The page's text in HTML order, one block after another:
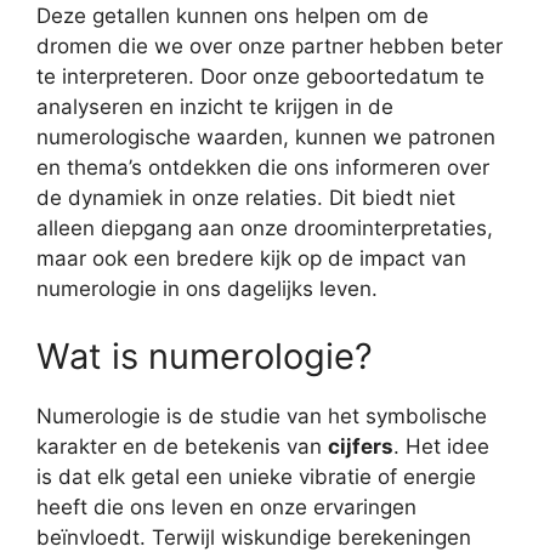
Deze getallen kunnen ons helpen om de
dromen die we over onze partner hebben beter
te interpreteren. Door onze geboortedatum te
analyseren en inzicht te krijgen in de
numerologische waarden, kunnen we patronen
en thema’s ontdekken die ons informeren over
de dynamiek in onze relaties. Dit biedt niet
alleen diepgang aan onze droominterpretaties,
maar ook een bredere kijk op de impact van
numerologie in ons dagelijks leven.
Wat is numerologie?
Numerologie is de studie van het symbolische
karakter en de betekenis van cijfers. Het idee
is dat elk getal een unieke vibratie of energie
heeft die ons leven en onze ervaringen
beïnvloedt. Terwijl wiskundige berekeningen